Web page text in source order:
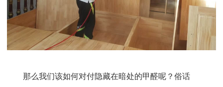
那么我们该如何对付隐藏在暗处的甲醛呢？俗话